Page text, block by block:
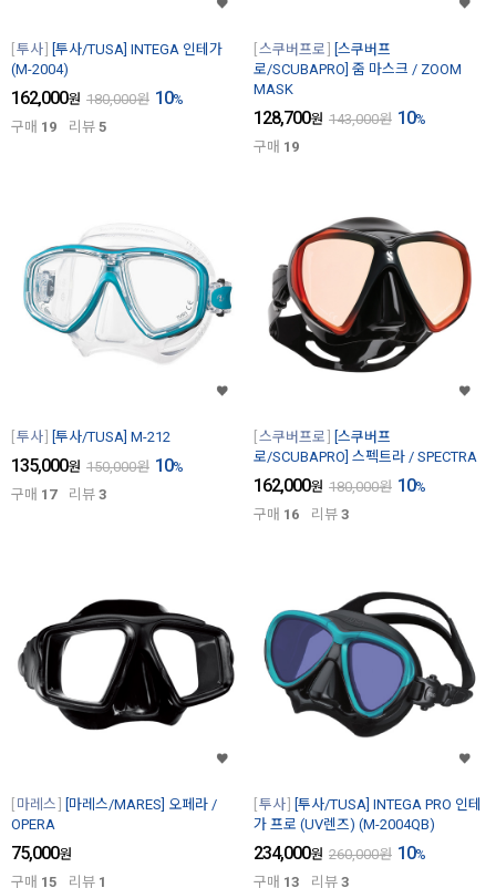
투사
[투사/TUSA] INTEGA 인테가
(M-2004)
162,000원 180,000원 10%
구매 19 리뷰 5
스쿠버프로
[스쿠버프
로/SCUBAPRO] 줌 마스크 / ZOOM
MASK
128,700원 143,000원 10%
구매 19
투사 [투사/TUSA] M-212
135,000원 150,000원 10%
구매 17 리뷰 3
스쿠버프로
[스쿠버프
로/SCUBAPRO] 스펙트라 / SPECTRA
162,000원 180,000원 10%
구매 16 리뷰 3
마레스
[마레스/MARES] 오페라 /
OPERA
75,000원
구매 15 리뷰 1
투사
[투사/TUSA] INTEGA PRO 인테
가 프로 (UV렌즈) (M-2004QB)
234,000원 260,000원 10%
구매 13 리뷰 3